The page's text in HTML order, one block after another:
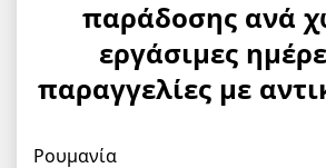
παράδοσης ανά
εργάσιμες
παραγγελίες με
Ρουμανία